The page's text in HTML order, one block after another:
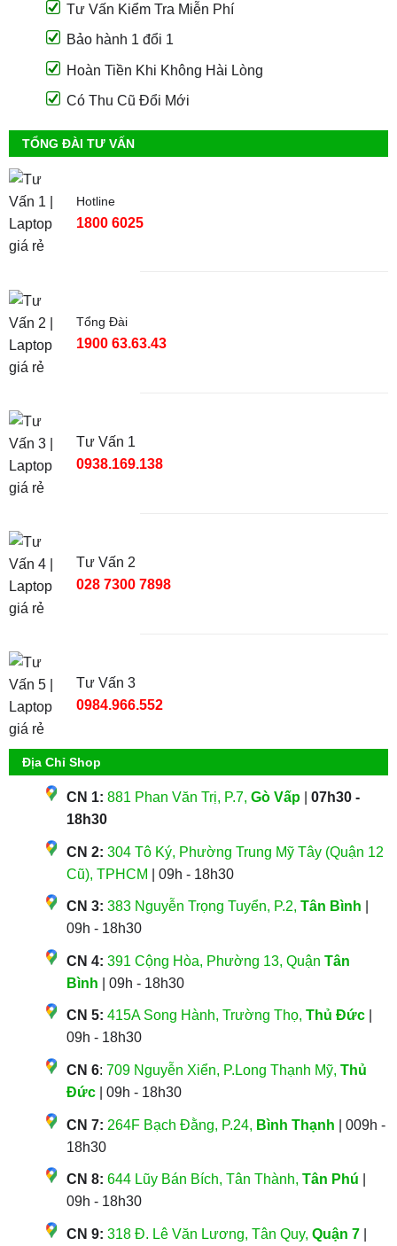
Tư Vấn Kiểm Tra Miễn Phí
Bảo hành 1 đổi 1
Hoàn Tiền Khi Không Hài Lòng
Có Thu Cũ Đổi Mới
TỔNG ĐÀI TƯ VẤN
Hotline
1800 6025
Tổng Đài
1900 63.63.43
Tư Vấn 1
0938.169.138
Tư Vấn 2
028 7300 7898
Tư Vấn 3
0984.966.552
Địa Chỉ Shop
CN 1: 881 Phan Văn Trị, P.7, Gò Vấp| 07h30 -
18h30
CN 2: 304 Tô Ký, Phường Trung Mỹ Tây (Quận 12
Cũ), TPHCM
| 09h - 18h30
CN 3: 383 Nguyễn Trọng Tuyển, P.2, Tân Bình
09h - 18h30
CN 4: 391 Cộng Hòa, Phường 13, Quận Tân
Bình | 09h - 18h30
CN 5: 415A Song Hành, Trường Thọ, Thủ Đức|
09h - 18h30
CN 6: 709 Nguyễn Xiển, P.Long Thạnh Mỹ, Thủ
Đức| 09h - 18h30
CN 7: 264F Bạch Đằng, P.24, Bình Thạnh | 009h -
18h30
CN 8: 644 Lũy Bán Bích, Tân Thành, Tân Phú
09h - 18h30
CN 9: 318 Đ. Lê Văn Lương, Tân Quy, Quận 7|